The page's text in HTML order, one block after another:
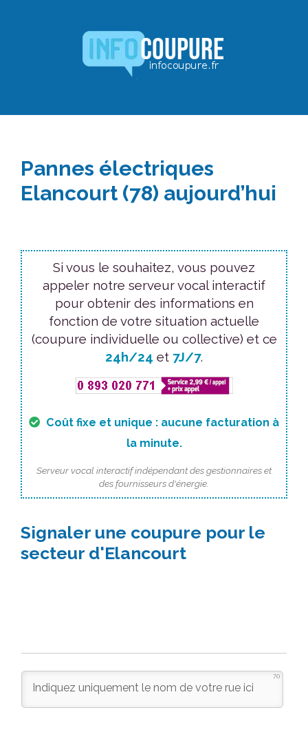
Pannes électriques
Elancourt (78) aujourd’hui
Si vous le souhaitez, vous pouvez
appeler notre serveur vocal interactif
pour obtenir des informations en
fonction de votre situation actuelle
(coupure individuelle ou collective) et ce
24h/24 et 7J/7.
Coût fixe et unique : aucune facturation à
la minute.
Serveur vocal interactif indépendant des gestionnaires et
des fournisseurs d'énergie.
Signaler une coupure pour le
secteur d'Elancourt
70